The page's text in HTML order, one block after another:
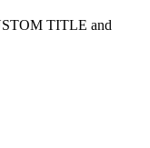
TITLE and